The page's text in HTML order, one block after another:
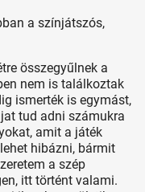
a színjátszós,
összegyűlnek a
nem is találkoztak
ismerték is egymást,
tud adni számukra
amit a játék
hibázni, bármit
a szép
itt történt valami.